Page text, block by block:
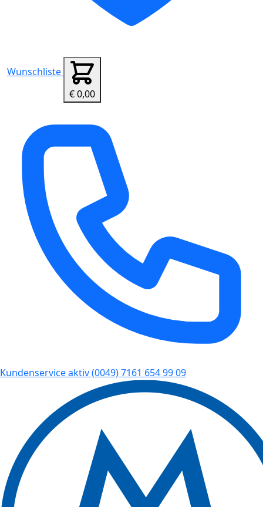
Wunschliste
€ 0,00
Kundenservice aktiv(0049) 7161 654 99 09